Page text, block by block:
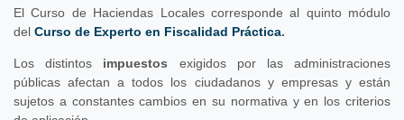
El Curso de Haciendas Locales corresponde al quinto módulo
del Curso de Experto en Fiscalidad Práctica.
Los distintos impuestos exigidos por las administraciones
públicas afectan a todos los ciudadanos y empresas y están
sujetos a constantes cambios en su normativa y en los criterios